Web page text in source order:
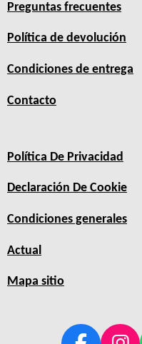
Preguntas frecuentes
Política de devolución
Condiciones de entrega
Contacto
Política De Privacidad
Declaración De Cookie
Condiciones generales
Actual
Mapa sitio